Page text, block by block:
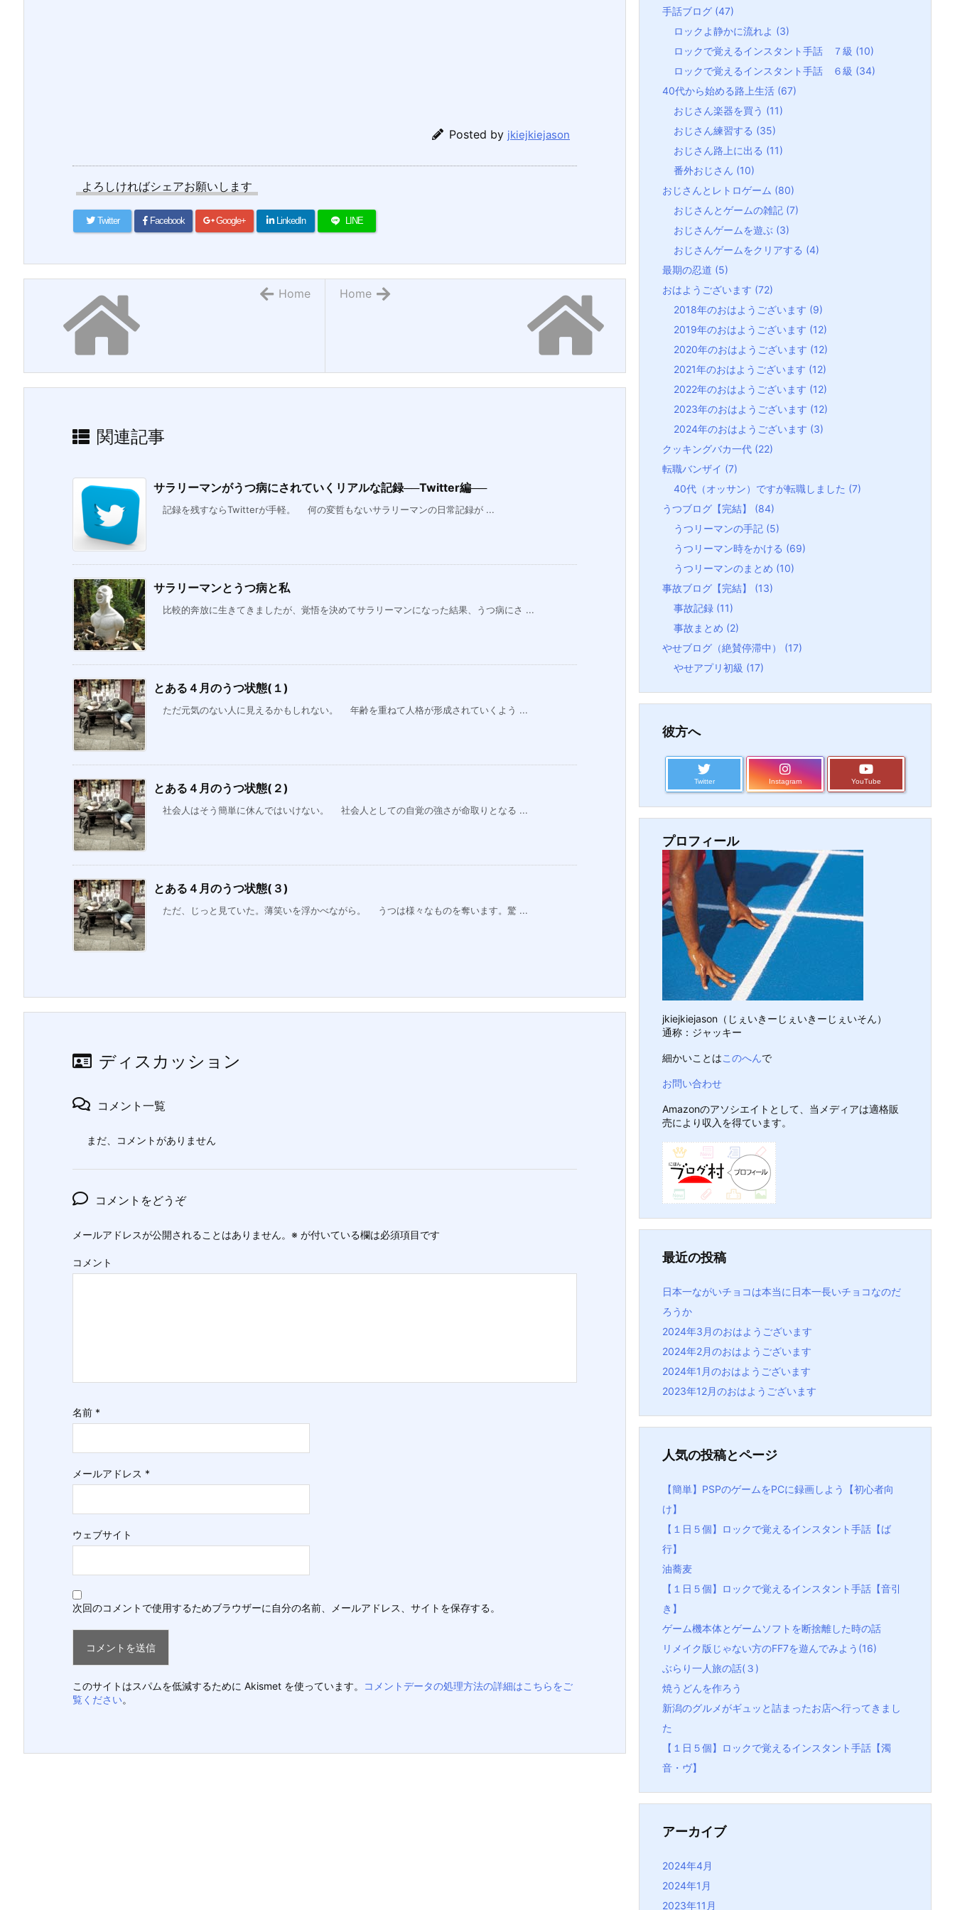
Posted by jkiejkiejason
よろしければシェアお願いします
Twitter Facebook Google+ LinkedIn LINE
Home
Home
関連記事
サラリーマンがうつ病にされていくリアルな記録──Twitter編──
記録を残すならTwitterが手軽。 何の変哲もないサラリーマンの日常記録が ...
サラリーマンとうつ病と私
比較的奔放に生きてきましたが、覚悟を決めてサラリーマンになった結果、うつ病にさ ...
とある４月のうつ状態(１)
ただ元気のない人に見えるかもしれない。 年齢を重ねて人格が形成されていくよう ...
とある４月のうつ状態(２)
社会人はそう簡単に休んではいけない。 社会人としての自覚の強さが命取りとなる ...
とある４月のうつ状態(３)
ただ、じっと見ていた。薄笑いを浮かべながら。 うつは様々なものを奪います。驚 ...
ディスカッション
コメント一覧
まだ、コメントがありません
コメントをどうぞ
メールアドレスが公開されることはありません。 ※ が付いている欄は必須項目です
コメント
名前 *
メールアドレス *
ウェブサイト
次回のコメントで使用するためブラウザーに自分の名前、メールアドレス、サイトを保存する。
このサイトはスパムを低減するために Akismet を使っています。
コメントデータの処理方法の詳細はこちらをご
覧ください。
手話ブログ (47)
ロックよ静かに流れよ (3)
ロックで覚えるインスタント手話 ７級 (10)
ロックで覚えるインスタント手話 ６級 (34)
40代から始める路上生活 (67)
おじさん楽器を買う (11)
おじさん練習する (35)
おじさん路上に出る (11)
番外おじさん (10)
おじさんとレトロゲーム (80)
おじさんとゲームの雑記 (7)
おじさんゲームを遊ぶ (3)
おじさんゲームをクリアする (4)
最期の忍道 (5)
おはようございます (72)
2018年のおはようございます (9)
2019年のおはようございます (12)
2020年のおはようございます (12)
2021年のおはようございます (12)
2022年のおはようございます (12)
2023年のおはようございます (12)
2024年のおはようございます (3)
クッキングバカ一代 (22)
転職バンザイ (7)
40代（オッサン）ですが転職しました (7)
うつブログ【完結】 (84)
うつリーマンの手記 (5)
うつリーマン時をかける (69)
うつリーマンのまとめ (10)
事故ブログ【完結】 (13)
事故記録 (11)
事故まとめ (2)
やせブログ（絶賛停滞中） (17)
やせアプリ初級 (17)
彼方へ
Twitter Instagram YouTube
プロフィール
jkiejkiejason（じぇいきーじぇいきーじぇいそん）
通称：ジャッキー
細かいことはこのへんで
お問い合わせ
Amazonのアソシエイトとして、当メディアは適格販
売により収入を得ています。
最近の投稿
日本一ながいチョコは本当に日本一長いチョコなのだ
ろうか
2024年3月のおはようございます
2024年2月のおはようございます
2024年1月のおはようございます
2023年12月のおはようございます
人気の投稿とページ
【簡単】PSPのゲームをPCに録画しよう【初心者向
け】
【１日５個】ロックで覚えるインスタント手話【ば
行】
油蕎麦
【１日５個】ロックで覚えるインスタント手話【音引
き】
ゲーム機本体とゲームソフトを断捨離した時の話
リメイク版じゃない方のFF7を遊んでみよう(16)
ぶらり一人旅の話(３)
焼うどんを作ろう
新潟のグルメがギュッと詰まったお店へ行ってきまし
た
【１日５個】ロックで覚えるインスタント手話【濁
音・ヴ】
アーカイブ
2024年4月
2024年1月
2023年11月